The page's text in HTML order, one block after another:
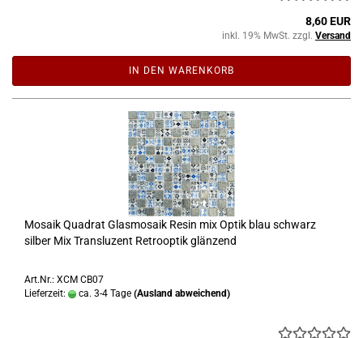
8,60 EUR
inkl. 19% MwSt. zzgl. Versand
IN DEN WARENKORB
Mosaik Quadrat Glasmosaik Resin mix Optik blau schwarz
silber Mix Transluzent Retrooptik glänzend
Art.Nr.: XCM CB07
Lieferzeit:
ca. 3-4 Tage (Ausland abweichend)